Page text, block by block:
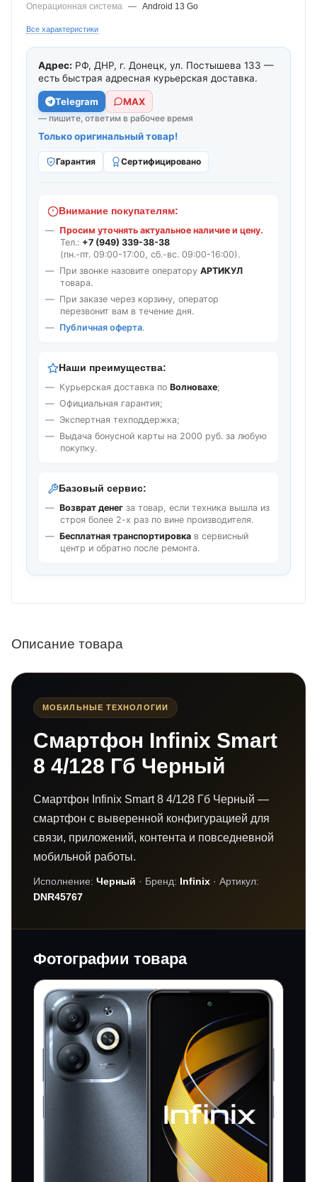
Операционная система — Android 13 Go
Все характеристики
Адрес: РФ, ДНР, г. Донецк, ул. Постышева 133 —
есть быстрая адресная курьерская доставка.
Telegram МАХ
— пишите, ответим в рабочее время
Только оригинальный товар!
Гарантия Сертифицировано
Внимание покупателям:
Просим уточнять актуальное наличие и цену.
Тел.: +7 (949) 339-38-38
(пн.-пт. 09:00-17:00, сб.-вс. 09:00-16:00).
При звонке назовите оператору АРТИКУЛ
товара.
При заказе через корзину, оператор
перезвонит вам в течение дня.
Публичная оферта.
Наши преимущества:
Курьерская доставка по Волновахе;
Официальная гарантия;
Экспертная техподдержка;
Выдача бонусной карты на 2000 руб. за любую
покупку.
Базовый сервис:
Возврат денег за товар, если техника вышла из
строя более 2-х раз по вине производителя.
Бесплатная транспортировка в сервисный
центр и обратно после ремонта.
Описание товара
МОБИЛЬНЫЕ ТЕХНОЛОГИИ
Смартфон Infinix Smart
8 4/128 Гб Черный
Смартфон Infinix Smart 8 4/128 Гб Черный —
смартфон с выверенной конфигурацией для
связи, приложений, контента и повседневной
мобильной работы.
Исполнение: Черный · Бренд: Infinix · Артикул:
DNR45767
Фотографии товара